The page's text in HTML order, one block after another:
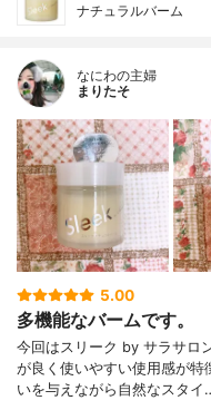
ナチュラルバーム
なにわの主婦
まりたそ
5.00
多機能なバームです。
今回はスリーク by サラサロ
が良く使いやすい使用感が特
いを与えながら自然なスタイ